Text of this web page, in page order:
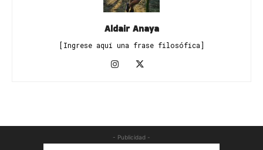
Aldair Anaya
[Ingrese aquí una frase filosófica]
- Publicidad -